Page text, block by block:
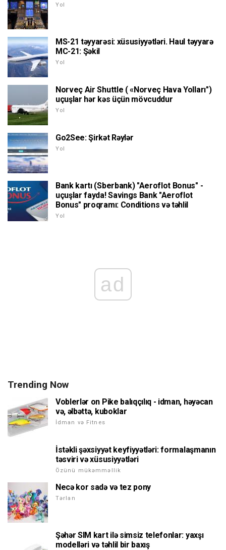
Yol
MS-21 təyyarəsi: xüsusiyyətləri. Haul təyyarə
MC-21: Şəkil
Yol
Norveç Air Shuttle ( «Norveç Hava Yolları")
uçuşlar hər kəs üçün mövcuddur
Yol
Go2See: Şirkət Rəylər
Yol
Bank kartı (Sberbank) "Aeroflot Bonus" -
uçuşlar fayda! Savings Bank "Aeroflot
Bonus" proqramı: Conditions və təhlil
Yol
ad
Trending Now
Voblerlər on Pike balıqçılıq - idman, həyəcan
və, əlbəttə, kuboklar
İdman və Fitnes
İstəkli şəxsiyyət keyfiyyətləri: formalaşmanın
təsviri və xüsusiyyətləri
Özünü mükəmməllik
Necə kor sadə və tez pony
Tərlan
Şəhər SIM kart ilə simsiz telefonlar: yaxşı
modelləri və təhlil bir baxış